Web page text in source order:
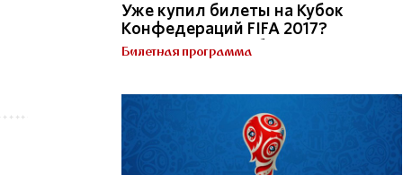
Уже купил билеты на Кубок
Конфедераций FIFA 2017?
Получи Паспорт болельщика!
Билетная программа